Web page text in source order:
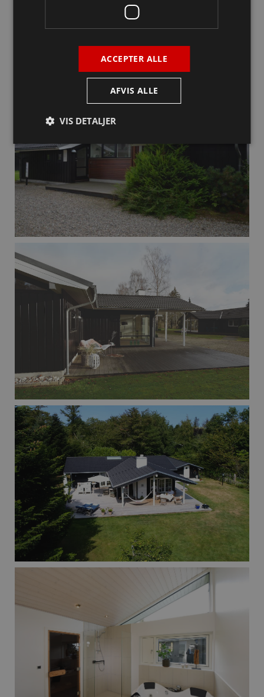
ACCEPTER ALLE
AFVIS ALLE
VIS DETALJER